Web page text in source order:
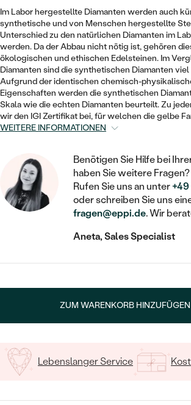
IM SET
NACH PREIS
GÜNSTIG
LUXURIÖSE
Eheringe
LAB GROWN DIAMANTEN
EINFASSEN
FARBIGE DIAMANTEN ZUM
NACH EDELSTEIN
MIT DIAMANT
MIT LAB GROWN DIAMANT
MIT MOISSANIT
MIT FARBIGEN DIAMANTEN
MIT SCHWARZEN DIAMANTEN
MIT EDELSTEIN
GOLD
PLATIN
SCHMUCK FÜR KINDER
BROSCHEN
SCHMUCKZUBEHÖR
NACH MATERIAL
SILBER
PLATIN
DIAMANTSCHMUCK
SCHMUCK MIT LAB GROWN
PERLENSCHMUCK
KINDER
PIERCINGS
NACH STEIN
MIT DIAMANT
MIT EDELSTEIN
PERLENOHRRINGE
NACH PREIS
MEDAILLON
KETTEN
HERZKETTEN
MIT TIEREN
MIT DIAMANT
MIT EDELSTEIN
PERLENKETTEN
LUXURIÖSE
SIEGELRINGE
PERSONALISIERT
NACH EDELSTEIN
MIT DIAMANT
MIT EDELSTEIN
PERLENRINGE
Im Labor hergestellte Diamanten werden auch
synthetische und von Menschen hergestellte
Unterschied zu den natürlichen Diamanten im
werden. Da der Abbau nicht nötig ist, gehören
ökologischen und ethischen Edelsteinen. Im
Diamanten sind die synthetischen Diamanten
Aufgrund der identischen chemisch-
Eigenschaften werden die synthetischen
Skala wie die echten Diamanten beurteilt. Zu
wir den IGI Zertifikat bei, für welchen die gelbe
WEITERE INFORMATIONEN
Benötigen Sie Hilfe bei
haben Sie weitere
Rufen Sie uns an unter
oder schreiben Sie uns
fragen@eppi.de. Wir
Aneta, Sales Specialist
ZUM WARENKORB HINZUFÜGEN
Lebenslanger Service